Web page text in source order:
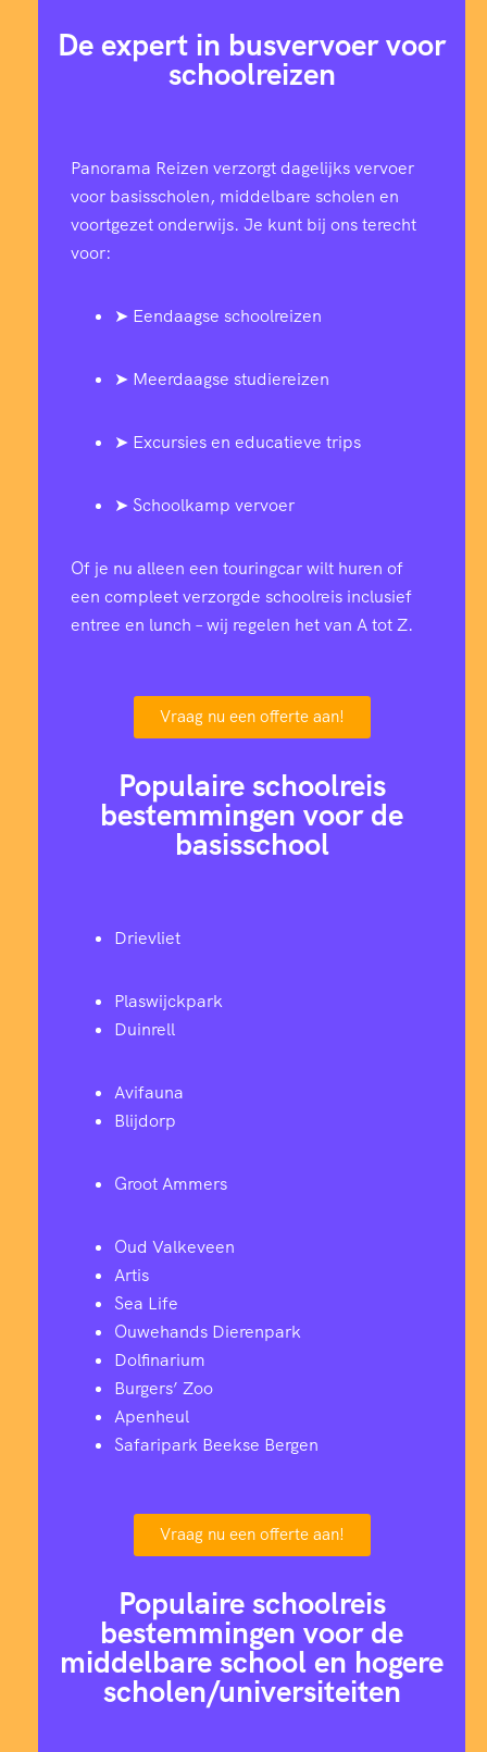
De expert in busvervoer voor
schoolreizen
Panorama Reizen verzorgt dagelijks vervoer
voor basisscholen, middelbare scholen en
voortgezet onderwijs. Je kunt bij ons terecht
voor:
➤ Eendaagse schoolreizen
➤ Meerdaagse studiereizen
➤ Excursies en educatieve trips
➤ Schoolkamp vervoer
Of je nu alleen een touringcar wilt huren of
een compleet verzorgde schoolreis inclusief
entree en lunch – wij regelen het van A tot Z.
Vraag nu een offerte aan!
Populaire schoolreis
bestemmingen voor de
basisschool
Drievliet
Plaswijckpark
Duinrell
Avifauna
Blijdorp
Groot Ammers
Oud Valkeveen
Artis
Sea Life
Ouwehands Dierenpark
Dolfinarium
Burgers’ Zoo
Apenheul
Safaripark Beekse Bergen
Vraag nu een offerte aan!
Populaire schoolreis
bestemmingen voor de
middelbare school en hogere
scholen/universiteiten